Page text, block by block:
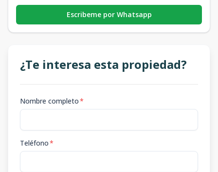
Escribeme por Whatsapp
¿Te interesa esta propiedad?
Nombre completo*
Teléfono*